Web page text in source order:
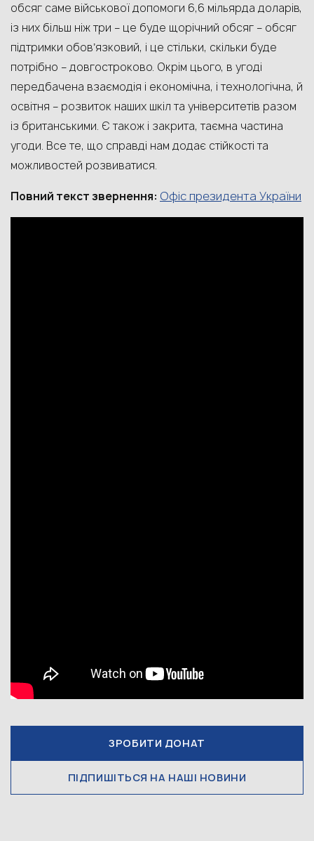
обсяг саме військової допомоги 6,6 мільярда доларів,
із них більш ніж три – це буде щорічний обсяг – обсяг
підтримки обовʼязковий, і це стільки, скільки буде
потрібно – довгостроково. Окрім цього, в угоді
передбачена взаємодія і економічна, і технологічна, й
освітня – розвиток наших шкіл та університетів разом
із британськими. Є також і закрита, таємна частина
угоди. Все те, що справді нам додає стійкості та
можливостей розвиватися.
Повний текст звернення: Офіс президента України
ЗРОБИТИ ДОНАТ
ПІДПИШІТЬСЯ НА НАШІ НОВИНИ